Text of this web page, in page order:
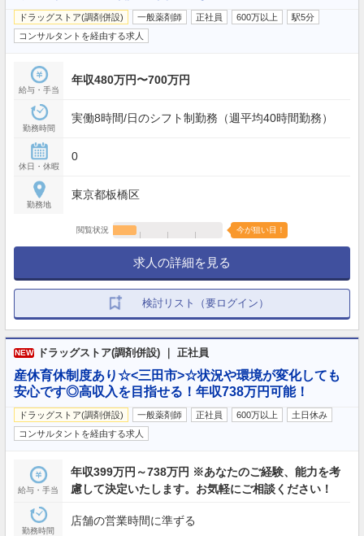
ドラッグストア(調剤併設) 一般薬剤師 正社員 600万以上
駅5分
コンサルタントを経由する求人
給与・手当
年収480万円〜700万円
勤務時間
実働8時間/日のシフト制勤務（週平均40時間勤務）
休日・休暇
0
勤務地
東京都板橋区
閲覧状況 今が狙い目！
求人の詳細を見る
検討リスト（要ログイン）
NEW ドラッグストア(調剤併設) ｜ 正社員
産休育休制度あり☆<三田市>☆状況や環境が変化しても
安心です◎高収入を目指せる！年収738万円可能！
ドラッグストア(調剤併設) 一般薬剤師 正社員 600万以上
土日休み
コンサルタントを経由する求人
給与・手当
年収399万円～738万円 ※あなたのご経験、能力を考
慮して決定いたします。お気軽にご相談ください！
勤務時間
店舗の営業時間に準ずる